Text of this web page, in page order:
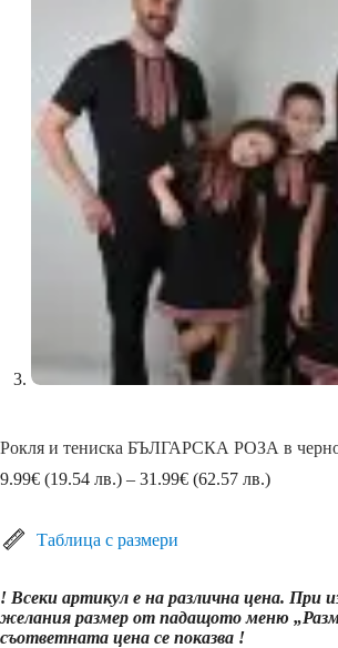
Рокля и тениска БЪЛГАРСКА РОЗА в
9.99€ (19.54 лв.) – 31.99€ (62.57 лв.)Price
31.99€
(62.57
Таблица с размери
! Всеки артикул е на различна цена. При
желания размер от падащото меню
съответната цена се показва !